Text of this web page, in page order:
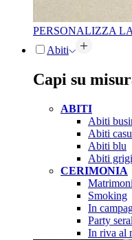
PERSONALIZZA
Abiti
Capi su
ABITI
Abiti
Abiti
Abiti blu
Abiti grigi
CERIMONIA
Smoking
In
Party
In riva al